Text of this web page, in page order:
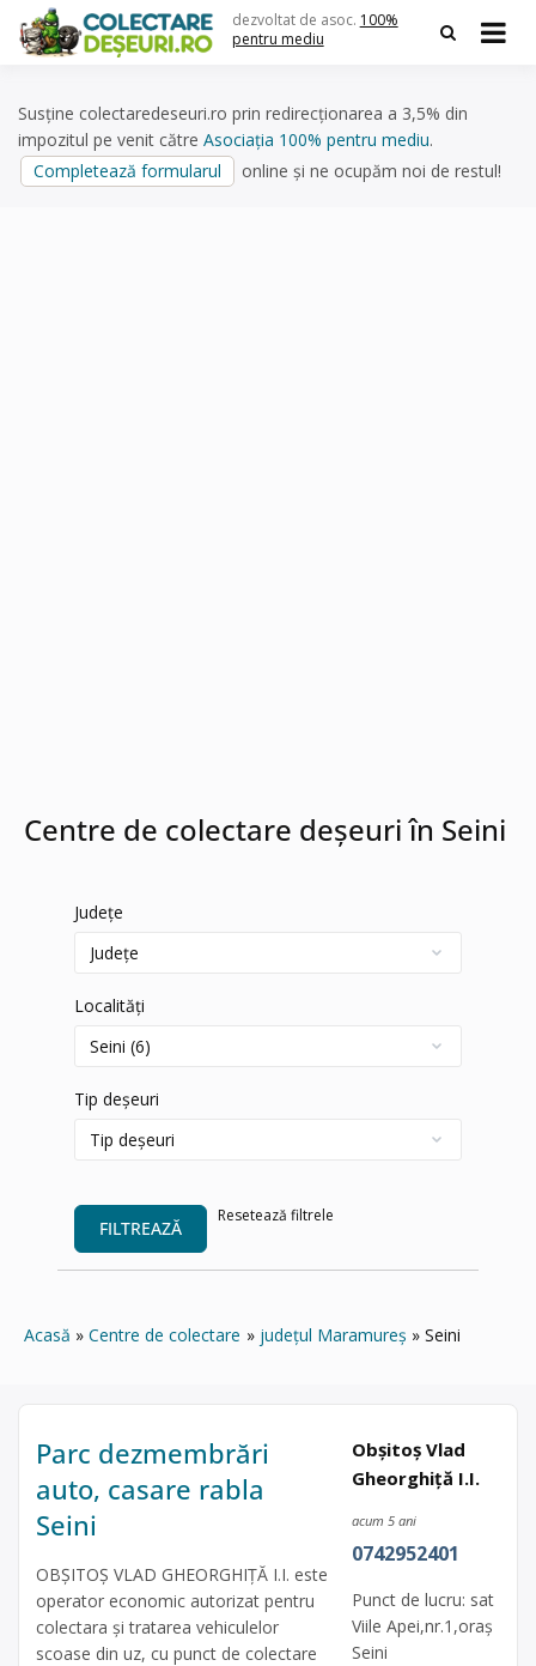
content
dezvoltat de asoc. 100%
pentru mediu
Susține colectaredeseuri.ro prin redirecționarea a 3,5% din
impozitul pe venit către Asociația 100% pentru mediu.
Completează formularul
online și ne ocupăm noi de restul!
Centre de colectare deșeuri în Seini
Județe
Localități
Tip deșeuri
FILTREAZĂ
Resetează filtrele
Acasă Centre de colectare județul Maramureș Seini
Parc dezmembrări
auto, casare rabla
Seini
OBȘITOȘ VLAD GHEORGHIŢĂ I.I. este
operator economic autorizat pentru
colectara și tratarea vehiculelor
scoase din uz, cu punct de colectare
Obșitoș Vlad
Gheorghiţă I.I.
acum 5 ani
0742952401
Punct de lucru: sat
Viile Apei,nr.1,oraș
Seini